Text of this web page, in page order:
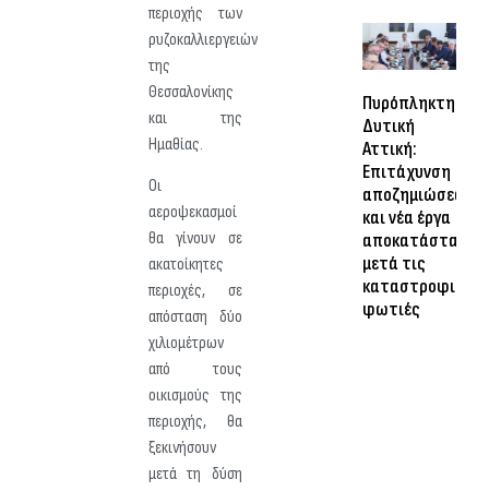
περιοχής των
ρυζοκαλλιεργειών
της
Θεσσαλονίκης
και της
Ημαθίας.
Οι
αεροψεκασμοί
θα γίνουν σε
ακατοίκητες
περιοχές, σε
απόσταση δύο
χιλιομέτρων
από τους
οικισμούς της
περιοχής, θα
ξεκινήσουν
μετά τη δύση
Πυρόπληκτη
Δυτική
Αττική:
Επιτάχυνση
αποζημιώσεων
και νέα έργα
αποκατάστασης
μετά τις
καταστροφικές
φωτιές